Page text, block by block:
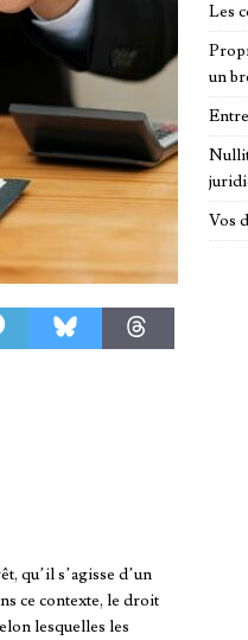
qu’il s’agisse d’un
ce contexte, le droit
lesquelles les
Les
un
Vos